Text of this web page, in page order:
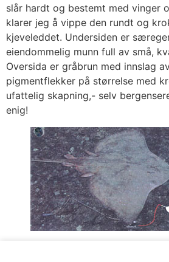
slår hardt og bestemt med vinger
klarer jeg å vippe den rundt og
kjeveleddet. Undersiden er
eiendommelig munn full av små,
Oversida er gråbrun med innslag
pigmentflekker på størrelse med
ufattelig skapning,- selv
enig!